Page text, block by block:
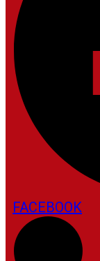
FACEBOOK